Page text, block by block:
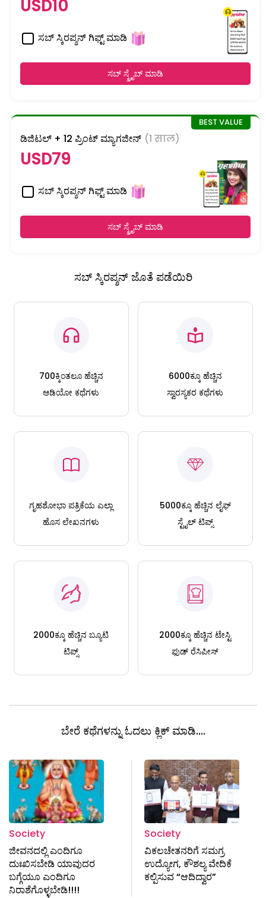
USD10
ಸಬ್ ಸ್ಕಿರಪ್ಶನ್ ಗಿಫ್ಟ್ ಮಾಡಿ
ಸಬ್ ಸ್ಕ್ರೈಬ್ ಮಾಡಿ
ಡಿಜಿಟಲ್ + 12 ಪ್ರಿಂಟ್ ಮ್ಯಾಗಜೀನ್ (1 साल)
USD79
ಸಬ್ ಸ್ಕಿರಪ್ಶನ್ ಗಿಫ್ಟ್ ಮಾಡಿ
ಸಬ್ ಸ್ಕ್ರೈಬ್ ಮಾಡಿ
ಸಬ್ ಸ್ಕಿರಪ್ಶನ್ ಜೊತೆ ಪಡೆಯಿರಿ
700ಕ್ಕಿಂತಲೂ ಹೆಚ್ಚಿನ
ಆಡಿಯೋ ಕಥೆಗಳು
6000ಕ್ಕೂ ಹೆಚ್ಚಿನ
ಸ್ವಾರಸ್ಯಕರ ಕಥೆಗಳು
ಗೃಹಶೋಭಾ ಪತ್ರಿಕೆಯ ಎಲ್ಲಾ
ಹೊಸ ಲೇಖನಗಳು
5000ಕ್ಕೂ ಹೆಚ್ಚಿನ ಲೈಫ್
ಸ್ಟೈಲ್ ಟಿಪ್ಸ್
2000ಕ್ಕೂ ಹೆಚ್ಚಿನ ಬ್ಯೂಟಿ
ಟಿಪ್ಸ್
2000ಕ್ಕೂ ಹೆಚ್ಚಿನ ಟೇಸ್ಟಿ
ಫುಡ್ ರೆಸಿಪೀಸ್
ಬೇರೆ ಕಥೆಗಳನ್ನು ಓದಲು ಕ್ಲಿಕ್ ಮಾಡಿ....
Society
ಜೀವನದಲ್ಲಿ ಎಂದಿಗೂ
ದುಃಖಿಸಬೇಡಿ ಯಾವುದರ
ಬಗ್ಗೆಯೂ ಎಂದಿಗೂ
ನಿರಾಶೆಗೊಳ್ಳಬೇಡಿ!!!!
Society
ವಿಕಲಚೇತನರಿಗೆ ಸಮಗ್ರ
ಉದ್ಯೋಗ, ಕೌಶಲ್ಯ ವೇದಿಕೆ
ಕಲ್ಪಿಸುವ “ಆದಿದ್ವಾರ”